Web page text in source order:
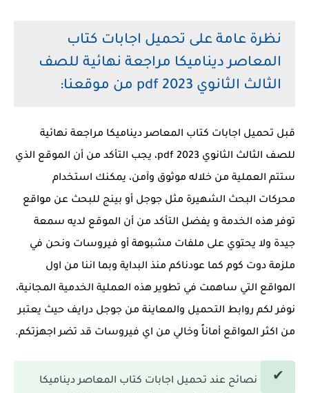
نظرة عامة على تحميل اجابات كتاب
المعاصر ديناميكا مراجعة نهائية للصف
الثالث الثانوي 2023 pdf من موقعنا:
قبل تحميل اجابات كتاب المعاصر ديناميكا مراجعة نهائية
للصف الثالث الثانوي 2023 pdf، يجب التأكد من أن الموقع الذي
ستتم العملية من خلاله موثوق وآمن، يمكنك استخدام
محركات البحث الشهيرة مثل جوجل أو بينج للبحث عن مواقع
توفر هذه الخدمة و يفضل التأكد من أن الموقع لديه سمعة
جيدة ولا يحتوي على ملفات مشبوهة أو فيروسات ونحن في
ملزمة دوت كوم كما عودناكم منذ البداية وبما اننا من اول
المواقع التي ساهمت في تطوير هذه العملية الخدمية المجانية،
نوفر لكم روابط التحميل والمعاينة من جوجل درايف حيث يعتبر
من اكثر المواقع أماناً وخالي من اي فيروسات قد تضر اجهزتكم.
نصائح عند تحميل اجابات كتاب المعاصر ديناميكا